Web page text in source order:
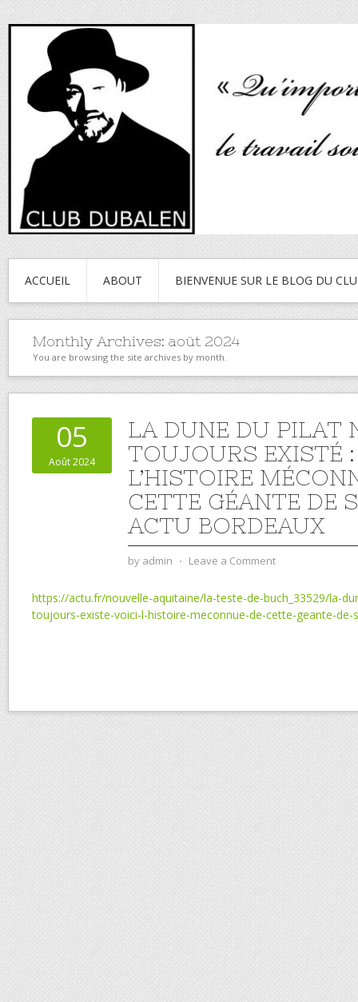
ACCUEIL ABOUT BIENVENUE SUR LE BLOG DU
Monthly Archives: août 2024
You are browsing the site archives by month.
05
Août 2024
LA DUNE DU PILAT
TOUJOURS EXISTÉ
L’HISTOIRE
CETTE GÉANTE DE
ACTU BORDEAUX
by admin ⋅ Leave a Comment
https://actu.fr/nouvelle-aquitaine/la-teste-de-buch_33529/la-
toujours-existe-voici-l-histoire-meconnue-de-cette-geante-de-